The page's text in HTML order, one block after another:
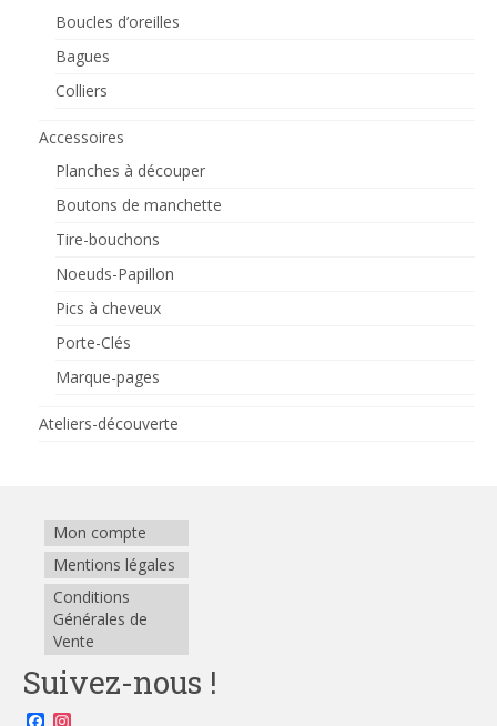
Boucles d’oreilles
Bagues
Colliers
Accessoires
Planches à découper
Boutons de manchette
Tire-bouchons
Noeuds-Papillon
Pics à cheveux
Porte-Clés
Marque-pages
Ateliers-découverte
Mon compte
Mentions légales
Conditions
Générales de
Vente
Suivez-nous !